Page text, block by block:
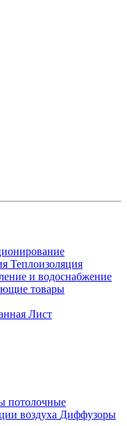
Теплоизоляция
и водоснабжение
товары
Лист
потолочные
воздуха Диффузоры